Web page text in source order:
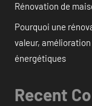
Rénovation de
Pourquoi une
valeur,
énergétiques
Recent